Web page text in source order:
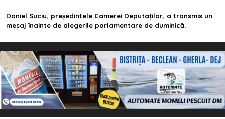
Daniel Suciu, președintele Camerei Deputaților, a transmis un
mesaj înainte de alegerile parlamentare de duminică.